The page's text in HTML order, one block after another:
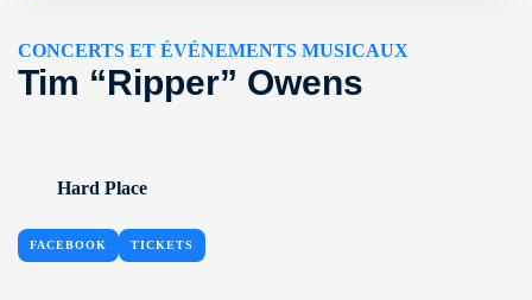
CONCERTS ET ÉVÉNEMENTS MUSICAUX
Tim “Ripper” Owens
Hard Place
FACEBOOK TICKETS